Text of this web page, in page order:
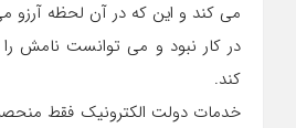
می کند و این که در آن لحظه آرزو
در کار نبود و می توانست نامش را
کند.
خدمات دولت الکترونیک فقط